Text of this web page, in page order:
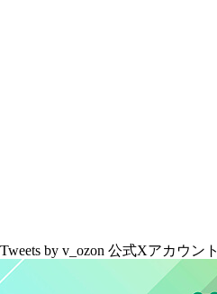
Tweets by v_ozon 公式Xアカウント